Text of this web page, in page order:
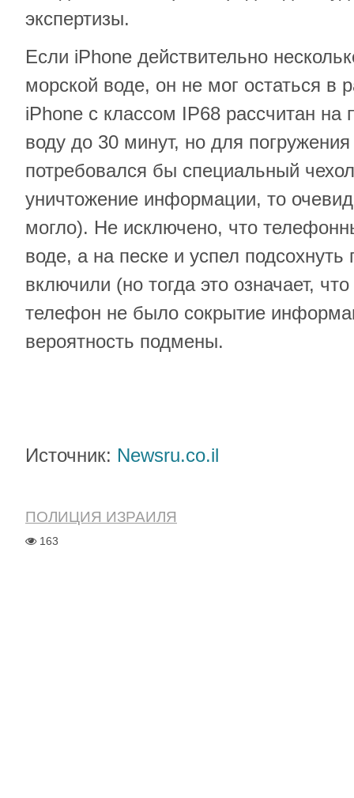
экспертизы.
Если iPhone действительно
морской воде, он не мог остаться в
iPhone с классом IP68 рассчитан на
воду до 30 минут, но для
потребовался бы специальный
уничтожение информации, то
могло). Не исключено, что
воде, а на песке и успел подсохнуть
включили (но тогда это означает,
телефон не было сокрытие
вероятность подмены.
Источник: Newsru.co.il
ПОЛИЦИЯ ИЗРАИЛЯ
163